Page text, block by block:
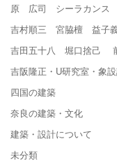
原 広司 シーラカンス
吉村順三 宮脇檀 益子
吉田五十八 堀口捨己
吉阪隆正・U研究室・象
四国の建築
奈良の建築・文化
建築・設計について
未分類